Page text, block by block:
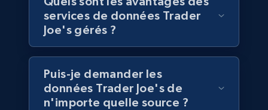
Walmart - products
URL, Final price, Sku, Currency, Gtin,
Specifications, Image urls, Top reviews, and
more.
services de données Trader
Joe's gérés ?
Puis-je demander les
données Trader Joe's de
n'importe quelle source ?